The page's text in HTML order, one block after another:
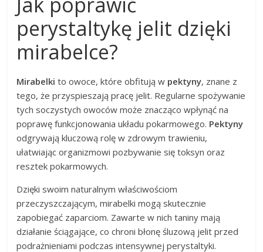
perystaltykę jelit dzięki
mirabelce?
Mirabelki to owoce, które obfitują w pektyny, znane z
tego, że przyspieszają pracę jelit. Regularne spożywanie
tych soczystych owoców może znacząco wpłynąć na
poprawę funkcjonowania układu pokarmowego. Pektyny
odgrywają kluczową rolę w zdrowym trawieniu,
ułatwiając organizmowi pozbywanie się toksyn oraz
resztek pokarmowych.
Dzięki swoim naturalnym właściwościom
przeczyszczającym, mirabelki mogą skutecznie
zapobiegać zaparciom. Zawarte w nich taniny mają
działanie ściągające, co chroni błonę śluzową jelit przed
podrażnieniami podczas intensywnej perystaltyki.